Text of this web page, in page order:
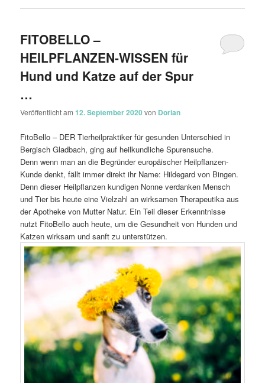
FITOBELLO –
HEILPFLANZEN-WISSEN für
Hund und Katze auf der Spur
…
Veröffentlicht am12. September 2020von Dorian
FitoBello – DER Tierheilpraktiker für gesunden Unterschied in
Bergisch Gladbach, ging auf heilkundliche Spurensuche.
Denn wenn man an die Begründer europäischer Heilpflanzen-
Kunde denkt, fällt immer direkt ihr Name: Hildegard von Bingen.
Denn dieser Heilpflanzen kundigen Nonne verdanken Mensch
und Tier bis heute eine Vielzahl an wirksamen Therapeutika aus
der Apotheke von Mutter Natur. Ein Teil dieser Erkenntnisse
nutzt FitoBello auch heute, um die Gesundheit von Hunden und
Katzen wirksam und sanft zu unterstützen.